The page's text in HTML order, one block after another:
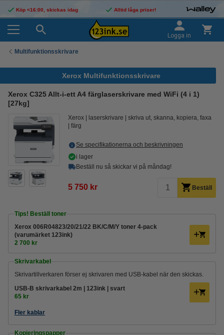
Köp <16:00, skickas idag Alltid låga priser!
Logga in
Multifunktionsskrivare
Xerox Multifunktionsskrivare
Xerox C325 Allt-i-ett A4 färglaserskrivare med WiFi (4 i 1)
[27kg]
Xerox laserskrivare
skriva ut, skanna, kopiera, faxa
färg
Se specifikationerna och beskrivningen
i lager
Beställ nu så skickar vi på måndag!
5 750 kr Beställ
Tips! Beställ toner
Xerox 006R04823/20/21/22 BK/C/M/Y toner 4-pack
(varumärket 123ink)
2 700 kr
Skrivarkabel
Skrivartillverkaren förser ej skrivaren med USB-kabel när den skickas.
USB-B skrivarkabel 2m | 123ink | svart
65 kr
Fler kablar
Kopieringspapper